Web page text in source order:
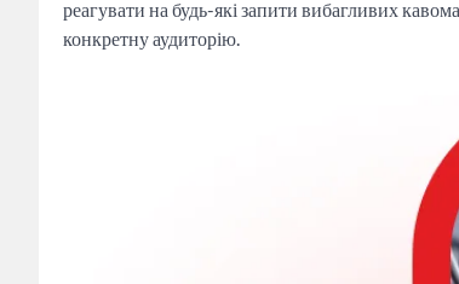
реагувати на будь-які запити вибагливих
конкретну аудиторію.